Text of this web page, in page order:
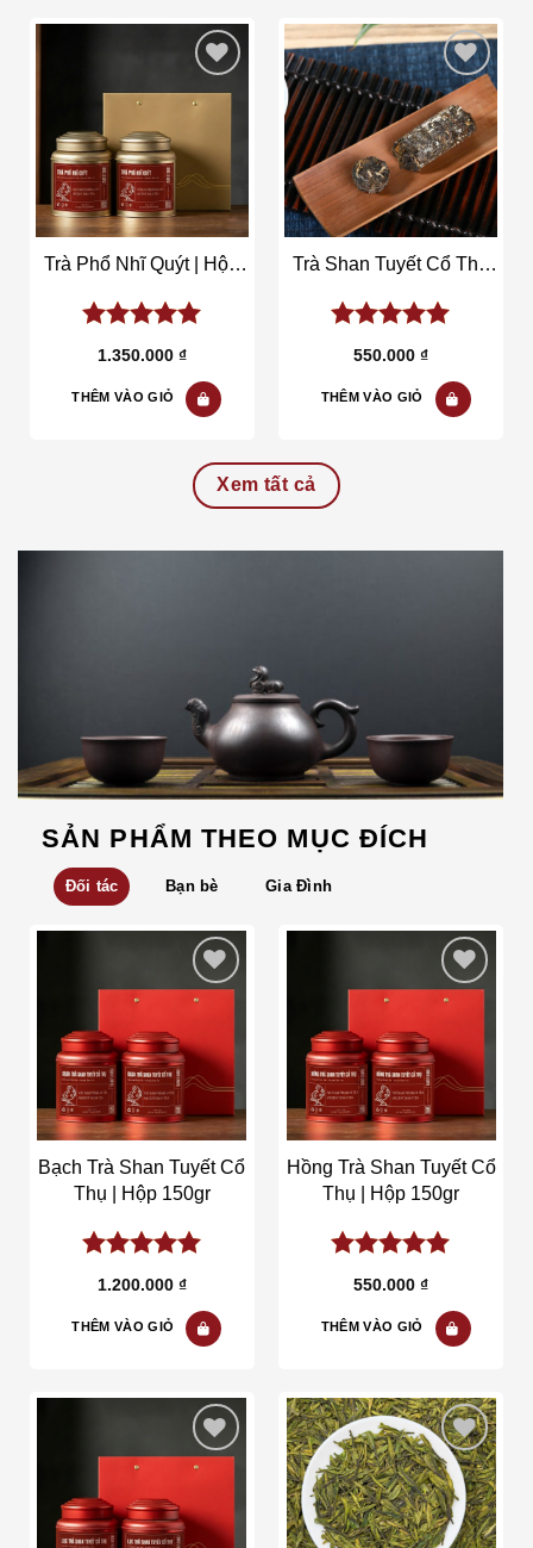
Add to wishlist
Trà Phổ Nhĩ Quýt | Hộp
250gr
5.00out of
1.350.000 ₫
Add to wishlist
Trà Shan Tuyết Cổ Thụ
Ống Lam | Ống 150gr
5.00out of
550.000₫
Xem tất cả
Add to wishlist
Bạch Trà Shan Tuyết Cổ
Thụ | Hộp 150gr
5.00out of
1.200.000 ₫
Add to wishlist
Hồng Trà Shan Tuyết Cổ
Thụ | Hộp 150gr
5.00out of
550.000₫
Add to wishlist Add to wishlist